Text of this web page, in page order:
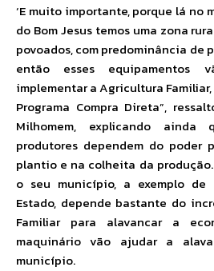
‘E muito importante, porque lá no
do Bom Jesus temos uma zona
povoados, com predominância de
então esses equipamentos
implementar a Agricultura
Programa Compra Direta”,
Milhomem, explicando ainda
produtores dependem do poder
plantio e na colheita da
o seu município, a exemplo de
Estado, depende bastante do
Familiar para alavancar a
maquinário vão ajudar a
município.